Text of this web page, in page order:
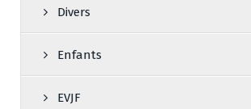
Divers
Enfants
EVJF